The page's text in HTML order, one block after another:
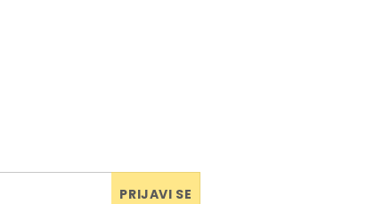
PRIJAVI SE